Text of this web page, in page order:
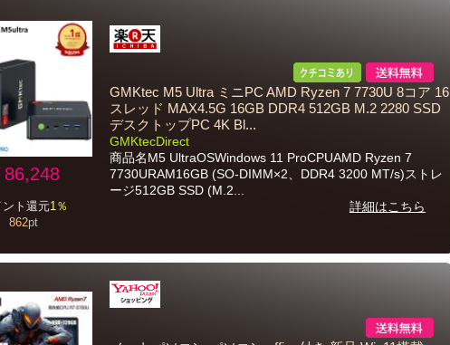
86,248
ト還元1％
862pt
GMKtec M5 Ultra ミニPC AMD Ryzen 7 7730U 8コア 16
スレッド MAX4.5G 16GB DDR4 512GB M.2 2280 SSD
デスクトップPC 4K Bl...
GMKtecDirect
商品名M5 UltraOSWindows 11 ProCPUAMD Ryzen 7
7730URAM16GB (SO-DIMM×2、DDR4 3200 MT/s)ストレ
ージ512GB SSD (M.2...
詳細はこちら